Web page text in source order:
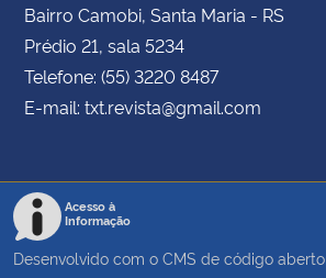
Bairro Camobi, Santa Maria - RS
Prédio 21, sala 5234
Telefone: (55) 3220 8487
E-mail: txt.revista@gmail.com
Acesso à
Informação
Desenvolvido com o CMS de código aberto